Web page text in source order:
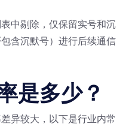
中剔除，仅保留实号和沉
含沉默号）进行后续通信
是多少？
异较大，以下是行业内常